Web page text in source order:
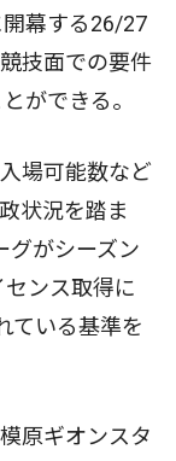
幕する26/27
技面での要件
ができる。
場可能数など
状況を踏ま
グがシーズン
ンス取得に
ている基準を
原ギオンスタ